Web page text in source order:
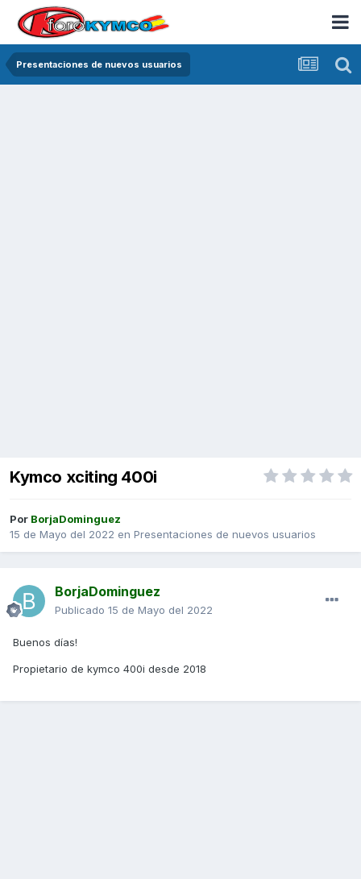
Presentaciones de nuevos usuarios
Kymco xciting 400i
Por BorjaDominguez
15 de Mayo del 2022 en Presentaciones de nuevos usuarios
BorjaDominguez
Publicado 15 de Mayo del 2022
Buenos días!
Propietario de kymco 400i desde 2018